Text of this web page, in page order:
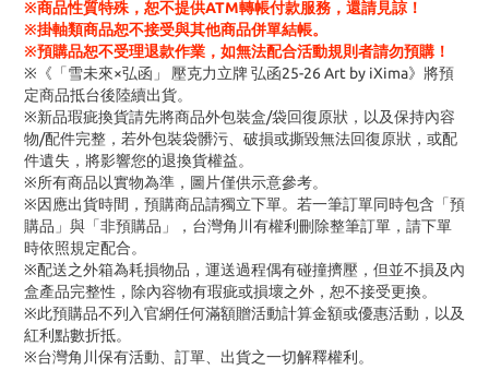
※商品性質特殊，恕不提供ATM轉帳付款服務，還請見諒！
※掛軸類商品恕不接受與其他商品併單結帳。
※預購品恕不受理退款作業，如無法配合活動規則者請勿預購！
※《「雪未來×弘函」 壓克力立牌 弘函25-26 Art by iXima》將預
定商品抵台後陸續出貨。
※新品瑕疵換貨請先將商品外包裝盒/袋回復原狀，以及保持內容
物/配件完整，若外包裝袋髒污、破損或撕毀無法回復原狀，或配
件遺失，將影響您的退換貨權益。
※所有商品以實物為準，圖片僅供示意參考。
※因應出貨時間，預購商品請獨立下單。若一筆訂單同時包含「預
購品」與「非預購品」，台灣角川有權利刪除整筆訂單，請下單
時依照規定配合。
※配送之外箱為耗損物品，運送過程偶有碰撞擠壓，但並不損及內
盒產品完整性，除內容物有瑕疵或損壞之外，恕不接受更換。
※此預購品不列入官網任何滿額贈活動計算金額或優惠活動，以及
紅利點數折抵。
※台灣角川保有活動、訂單、出貨之一切解釋權利。